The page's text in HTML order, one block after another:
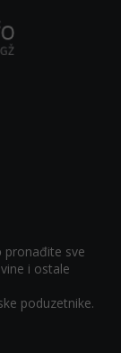
pronađite sve
i ostale
poduzetnike.